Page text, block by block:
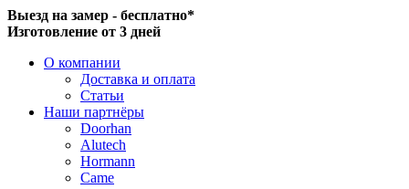
Выезд на замер - бесплатно*
Изготовление от 3 дней
О компании
Доставка и оплата
Статьи
Наши партнёры
Doorhan
Alutech
Hormann
Came